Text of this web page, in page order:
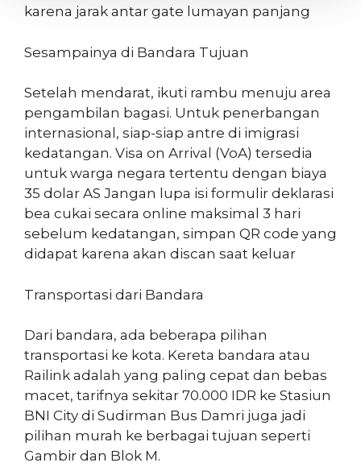
karena jarak antar gate lumayan panjang
Sesampainya di Bandara Tujuan
Setelah mendarat, ikuti rambu menuju area
pengambilan bagasi. Untuk penerbangan
internasional, siap-siap antre di imigrasi
kedatangan. Visa on Arrival (VoA) tersedia
untuk warga negara tertentu dengan biaya
35 dolar AS Jangan lupa isi formulir deklarasi
bea cukai secara online maksimal 3 hari
sebelum kedatangan, simpan QR code yang
didapat karena akan discan saat keluar
Transportasi dari Bandara
Dari bandara, ada beberapa pilihan
transportasi ke kota. Kereta bandara atau
Railink adalah yang paling cepat dan bebas
macet, tarifnya sekitar 70.000 IDR ke Stasiun
BNI City di Sudirman Bus Damri juga jadi
pilihan murah ke berbagai tujuan seperti
Gambir dan Blok M.